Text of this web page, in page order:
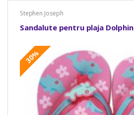
Stephen Joseph
Sandalute pentru plaja Dolphin
30%